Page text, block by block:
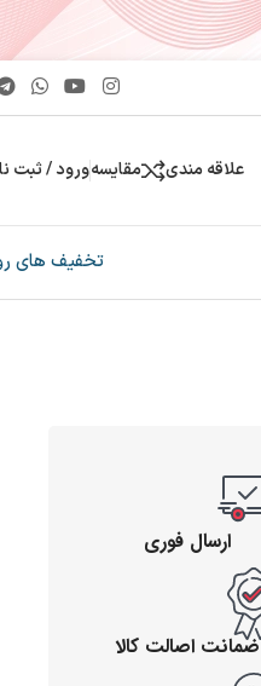
علاقه مندی مقایسهورود / ثبت
تخفیف های
ارسال فوری
ضمانت اصالت کالا